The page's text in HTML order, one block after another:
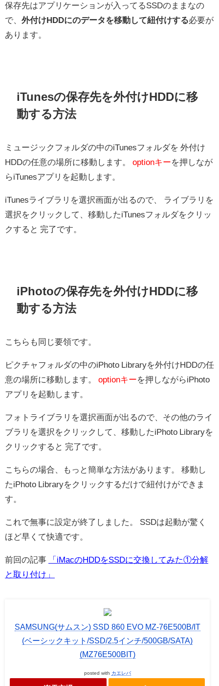
保存先はアプリケーションが入ってるSSDのままなの
で、 外付けHDDにのデータを移動して紐付けする必要が
あります。
iTunesの保存先を外付けHDDに移
動する方法
ミュージックフォルダの中のiTunesフォルダを 外付け
HDDの任意の場所に移動します。 optionキーを押しなが
らiTunesアプリを起動します。
iTunesライブラリを選択画面が出るので、 ライブラリを
選択をクリックして、移動したiTunesフォルダをクリッ
クすると 完了です。
iPhotoの保存先を外付けHDDに移
動する方法
こちらも同じ要領です。
ピクチャフォルダの中のiPhoto Libraryを外付けHDDの任
意の場所に移動します。 optionキーを押しながらiPhoto
アプリを起動します。
フォトライブラリを選択画面が出るので、その他のライ
ブラリを選択をクリックして、移動したiPhoto Libraryを
クリックすると 完了です。
こちらの場合、もっと簡単な方法があります。 移動し
たiPhoto Libraryをクリックするだけで紐付けができま
す。
これで無事に設定が終了しました。 SSDは起動が驚く
ほど早くて快適です。
前回の記事 「 iMacのHDDをSSDに交換してみた①分解
と取り付け」
SAMSUNG(サムスン) SSD 860 EVO MZ-76E500B/IT
(ベーシックキット/SSD/2.5インチ/500GB/SATA)
(MZ76E500BIT)
posted with カエレバ